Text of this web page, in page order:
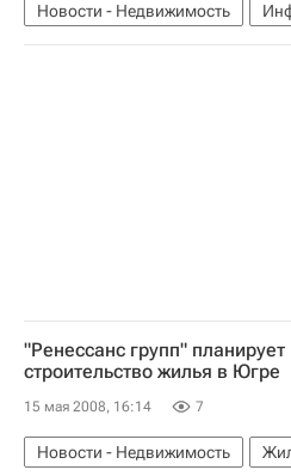
Новости - Недвижимость
"Ренессанс групп" планирует
строительство жилья в Югре
15 мая 2008, 16:14 7
Новости - Недвижимость